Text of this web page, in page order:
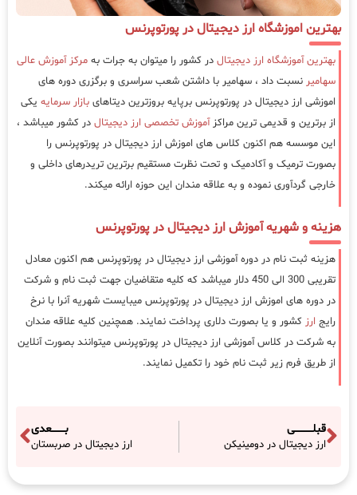
بهترین اموزشگاه ارز دیجیتال در پورتوپرنس
بهترین آموزشگاه ارز دیجیتال در کشور را میتوان به جرات به مرکز آموزش عالی
سهامیر نسبت داد ، سهامیر با داشتن شعب سراسری و برگزری دوره های
اموزشی ارز دیجیتال در پورتوپرنس برپایه بروزترین دیتاهای بازار سرمایه یکی
از برترین و قدیمی ترین مراکزآموزش تخصصی ارز دیجیتال در کشور میباشد ،
این موسسه هم اکنون کلاس های اموزش ارز دیجیتال در پورتوپرنس را
بصورت ترمیک و آکادمیک و تحت نظرت مستقیم برترین تریدرهای داخلی و
خارجی گردآوری نموده و به علاقه مندان این حوزه ارائه میکند.
هزینه و شهریه آموزش ارز دیجیتال در پورتوپرنس
هزینه ثبت نام در دوره آموزشی ارز دیجیتال در پورتوپرنس هم اکنون معادل
تقریبی 300 الی 450 دلار میباشد که کلیه متقاضیان جهت ثبت نام و شرکت
در دوره های اموزش ارز دیجیتال در پورتوپرنس میبایست شهریه آنرا با نرخ
رایج ارز کشور و یا بصورت دلاری پرداخت نمایند. همچنین کلیه علاقه مندان
به شرکت در کلاس آموزشی ارز دیجیتال در پورتوپرنس میتوانند بصورت آنلاین
از طریق فرم زیر ثبت نام خود را تکمیل نمایند.
قبلـــــــــــی
ارز دیجیتال در دومینیکن
بــــــــعدی
ارز دیجیتال در صربستان